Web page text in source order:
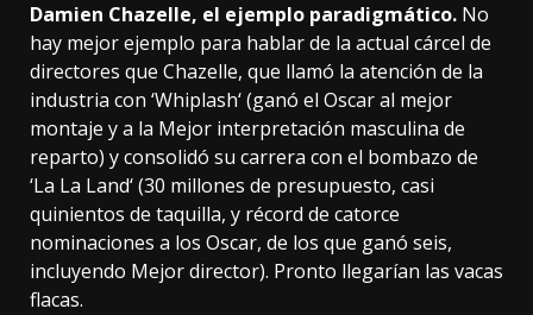
Damien Chazelle, el ejemplo paradigmático. No
hay mejor ejemplo para hablar de la actual cárcel de
directores que Chazelle, que llamó la atención de la
industria con ‘Whiplash‘ (ganó el Oscar al mejor
montaje y a la Mejor interpretación masculina de
reparto) y consolidó su carrera con el bombazo de
‘La La Land‘ (30 millones de presupuesto, casi
quinientos de taquilla, y récord de catorce
nominaciones a los Oscar, de los que ganó seis,
incluyendo Mejor director). Pronto llegarían las vacas
flacas.